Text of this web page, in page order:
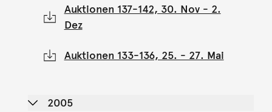
Auktionen 137-142, 30. Nov - 2.
Dez
Auktionen 133-136, 25. - 27. Mai
2005